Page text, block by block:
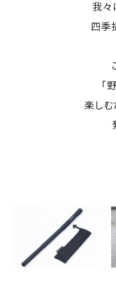
我々
四季
「
楽しむ